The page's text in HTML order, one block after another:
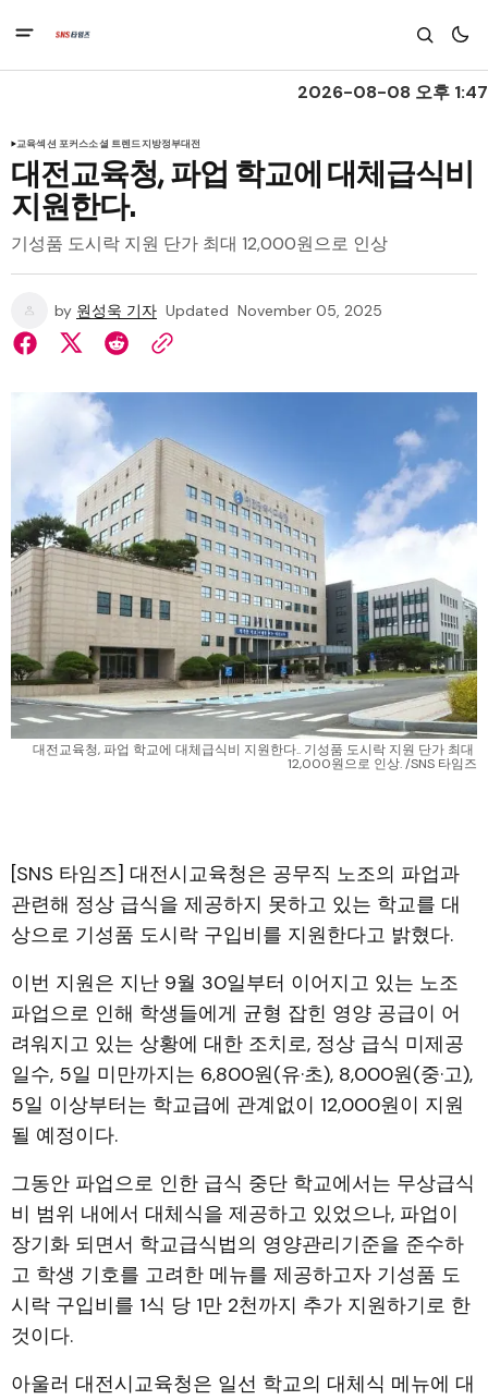
2026-08-08 오후 1:47
교육섹션 포커스소셜 트렌드지방정부대전
대전교육청, 파업 학교에 대체급식비
지원한다.
기성품 도시락 지원 단가 최대 12,000원으로 인상
by 원성욱 기자 Updated November 05, 2025
대전교육청, 파업 학교에 대체급식비 지원한다.. 기성품 도시락 지원 단가 최대
12,000원으로 인상. /SNS 타임즈
[SNS 타임즈] 대전시교육청은 공무직 노조의 파업과
관련해 정상 급식을 제공하지 못하고 있는 학교를 대
상으로 기성품 도시락 구입비를 지원한다고 밝혔다.
이번 지원은 지난 9월 30일부터 이어지고 있는 노조
파업으로 인해 학생들에게 균형 잡힌 영양 공급이 어
려워지고 있는 상황에 대한 조치로, 정상 급식 미제공
일수, 5일 미만까지는 6,800원(유·초), 8,000원(중·고),
5일 이상부터는 학교급에 관계없이 12,000원이 지원
될 예정이다.
그동안 파업으로 인한 급식 중단 학교에서는 무상급식
비 범위 내에서 대체식을 제공하고 있었으나, 파업이
장기화 되면서 학교급식법의 영양관리기준을 준수하
고 학생 기호를 고려한 메뉴를 제공하고자 기성품 도
시락 구입비를 1식 당 1만 2천까지 추가 지원하기로 한
것이다.
아울러 대전시교육청은 일선 학교의 대체식 메뉴에 대